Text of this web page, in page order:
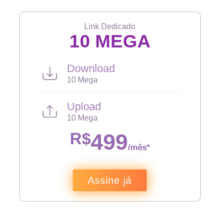
Link Dedicado
10 MEGA
Download
10 Mega
Upload
10 Mega
R$499/mês*
Assine já